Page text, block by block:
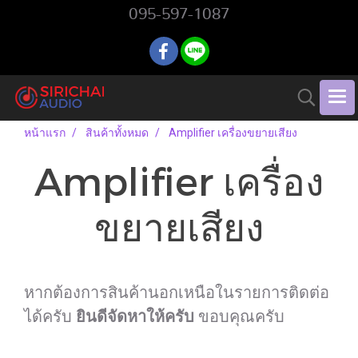
095-597-1087
หน้าแรก สินค้าทั้งหมด Amplifier เครื่องขยายเสียง
Amplifier เครื่อง
ขยายเสียง
หากต้องการสินค้านอกเหนือในรายการติดต่อ
ได้ครับ ยินดีจัดหาให้ครับ ขอบคุณครับ